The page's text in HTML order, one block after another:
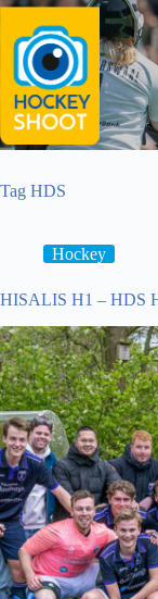
Ga
de
inhoud
Tag HDS
Hockey
HISALIS H1 – HDS